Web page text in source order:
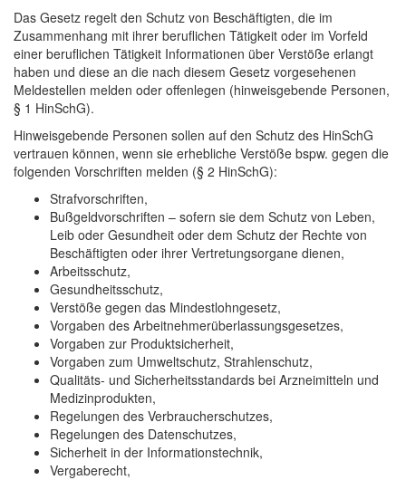
Das Gesetz regelt den Schutz von Beschäftigten, die im
Zusammenhang mit ihrer beruflichen Tätigkeit oder im Vorfeld
einer beruflichen Tätigkeit Informationen über Verstöße erlangt
haben und diese an die nach diesem Gesetz vorgesehenen
Meldestellen melden oder offenlegen (hinweisgebende Personen,
§ 1 HinSchG).
Hinweisgebende Personen sollen auf den Schutz des HinSchG
vertrauen können, wenn sie erhebliche Verstöße bspw. gegen die
folgenden Vorschriften melden (§ 2 HinSchG):
Strafvorschriften,
Bußgeldvorschriften – sofern sie dem Schutz von Leben,
Leib oder Gesundheit oder dem Schutz der Rechte von
Beschäftigten oder ihrer Vertretungsorgane dienen,
Arbeitsschutz,
Gesundheitsschutz,
Verstöße gegen das Mindestlohngesetz,
Vorgaben des Arbeitnehmerüberlassungsgesetzes,
Vorgaben zur Produktsicherheit,
Vorgaben zum Umweltschutz, Strahlenschutz,
Qualitäts- und Sicherheitsstandards bei Arzneimitteln und
Medizinprodukten,
Regelungen des Verbraucherschutzes,
Regelungen des Datenschutzes,
Sicherheit in der Informationstechnik,
Vergaberecht,